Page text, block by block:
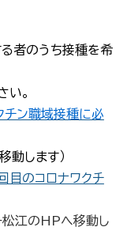
者のうち接種を希
い。
チン職域接種に必
します）
目のコロナワクチ
のHPへ移動し